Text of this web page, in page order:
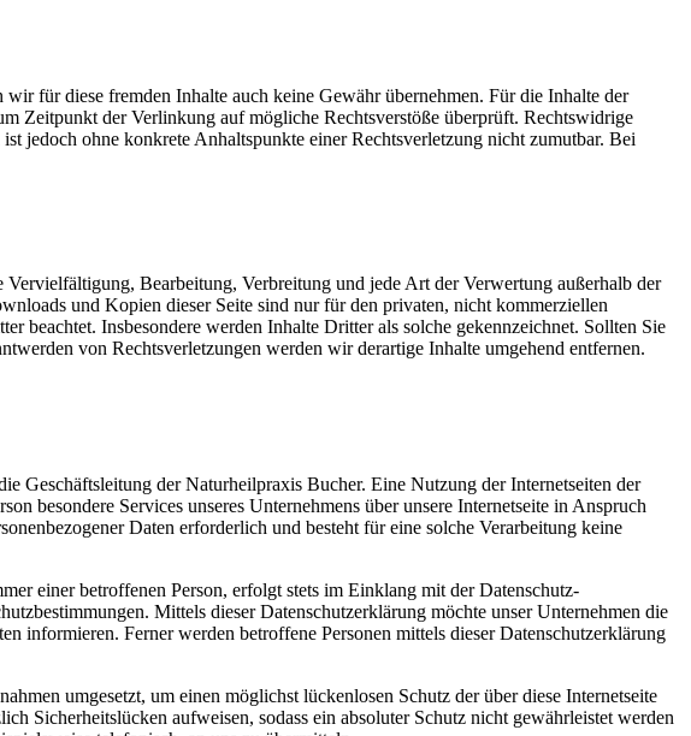
für diese fremden Inhalte auch keine Gewähr übernehmen. Für die Inhalte der
Zeitpunkt der Verlinkung auf mögliche Rechtsverstöße überprüft. Rechtswidrige
jedoch ohne konkrete Anhaltspunkte einer Rechtsverletzung nicht zumutbar. Bei
Bearbeitung, Verbreitung und jede Art der Verwertung außerhalb der
und Kopien dieser Seite sind nur für den privaten, nicht kommerziellen
beachtet. Insbesondere werden Inhalte Dritter als solche gekennzeichnet. Sollten Sie
von Rechtsverletzungen werden wir derartige Inhalte umgehend entfernen.
Geschäftsleitung der Naturheilpraxis Bucher. Eine Nutzung der Internetseiten der
besondere Services unseres Unternehmens über unsere Internetseite in Anspruch
Daten erforderlich und besteht für eine solche Verarbeitung keine
einer betroffenen Person, erfolgt stets im Einklang mit der Datenschutz-
Mittels dieser Datenschutzerklärung möchte unser Unternehmen die
informieren. Ferner werden betroffene Personen mittels dieser Datenschutzerklärung
umgesetzt, um einen möglichst lückenlosen Schutz der über diese Internetseite
Sicherheitslücken aufweisen, sodass ein absoluter Schutz nicht gewährleistet werden